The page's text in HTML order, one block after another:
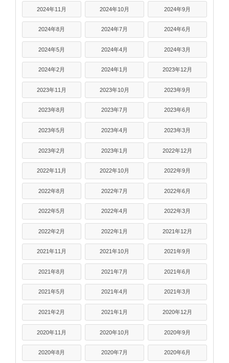
2024年11月 2024年10月 2024年9月
2024年8月 2024年7月 2024年6月
2024年5月 2024年4月 2024年3月
2024年2月 2024年1月 2023年12月
2023年11月 2023年10月 2023年9月
2023年8月 2023年7月 2023年6月
2023年5月 2023年4月 2023年3月
2023年2月 2023年1月 2022年12月
2022年11月 2022年10月 2022年9月
2022年8月 2022年7月 2022年6月
2022年5月 2022年4月 2022年3月
2022年2月 2022年1月 2021年12月
2021年11月 2021年10月 2021年9月
2021年8月 2021年7月 2021年6月
2021年5月 2021年4月 2021年3月
2021年2月 2021年1月 2020年12月
2020年11月 2020年10月 2020年9月
2020年8月 2020年7月 2020年6月